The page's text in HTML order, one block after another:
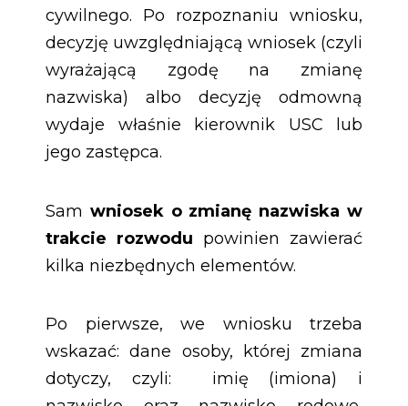
cywilnego. Po rozpoznaniu wniosku,
decyzję uwzględniającą wniosek (czyli
wyrażającą zgodę na zmianę
nazwiska) albo decyzję odmowną
wydaje właśnie kierownik USC lub
jego zastępca.
Sam wniosek o zmianę nazwiska w
trakcie rozwodu powinien zawierać
kilka niezbędnych elementów.
Po pierwsze, we wniosku trzeba
wskazać: dane osoby, której zmiana
dotyczy, czyli: imię (imiona) i